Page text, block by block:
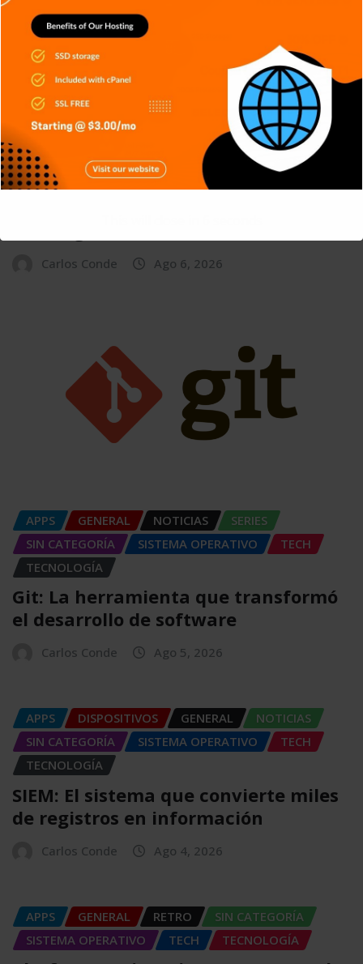
APPS DISPOSITIVOS GENERAL
NOTICIAS
SERIES
SERVICIOS DE TRANSMISIÓN
SIN CATEGORÍA
TECH TECNOLOGÍA
Carlos Conde Ago 6, 2026
APPS GENERAL NOTICIAS
SERIES
SIN CATEGORÍA
SISTEMA OPERATIVO
TECH
TECNOLOGÍA
Git: La herramienta que transformó
el desarrollo de software
Carlos Conde Ago 5, 2026
APPS DISPOSITIVOS GENERAL
NOTICIAS
SIN CATEGORÍA
SISTEMA OPERATIVO
TECH
TECNOLOGÍA
SIEM: El sistema que convierte miles
de registros en información
Carlos Conde Ago 4, 2026
APPS GENERAL RETRO
SIN CATEGORÍA
SISTEMA OPERATIVO
TECH TECNOLOGÍA